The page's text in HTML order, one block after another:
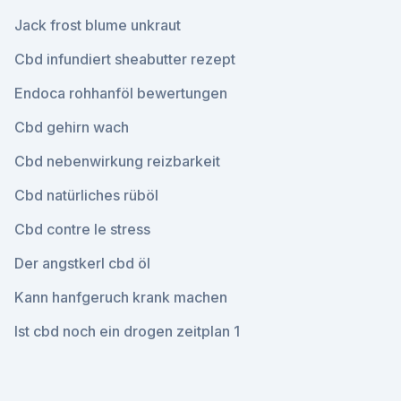
Jack frost blume unkraut
Cbd infundiert sheabutter rezept
Endoca rohhanföl bewertungen
Cbd gehirn wach
Cbd nebenwirkung reizbarkeit
Cbd natürliches rüböl
Cbd contre le stress
Der angstkerl cbd öl
Kann hanfgeruch krank machen
Ist cbd noch ein drogen zeitplan 1